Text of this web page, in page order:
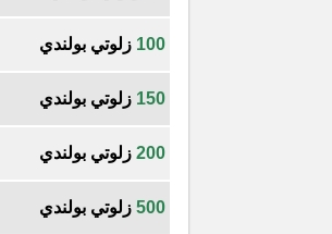
100 زلوتي بولندي
150 زلوتي بولندي
200 زلوتي بولندي
500 زلوتي بولندي